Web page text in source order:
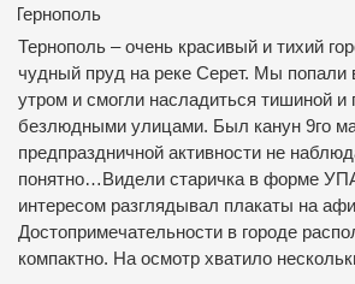
Тернополь – очень красивый и тихий
чудный пруд на реке Серет. Мы попали
утром и смогли насладиться тишиной и
безлюдными улицами. Был канун 9го
предпраздничной активности не
понятно…Видели старичка в форме
интересом разглядывал плакаты на
Достопримечательности в городе
компактно. На осмотр хватило